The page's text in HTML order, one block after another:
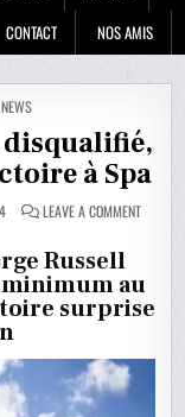
CONTACT NOS AMIS
NEWS
disqualifié,
à Spa
LEAVE A COMMENTON
HÉRITE
Russell
au
surprise